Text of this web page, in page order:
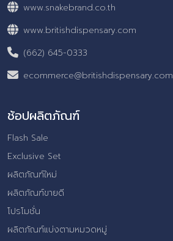
www.snakebrand.co.th
www.britishdispensary.com
(662) 645-0333
ecommerce@britishdispensary.com
ช้อปผลิตภัณฑ์
Flash Sale
Exclusive Set
ผลิตภัณฑ์ใหม่
ผลิตภัณฑ์ขายดี
โปรโมชั่น
ผลิตภัณฑ์แบ่งตามหมวดหมู่